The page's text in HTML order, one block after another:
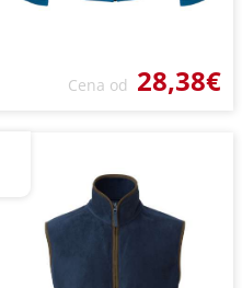
Cena od 28,38€